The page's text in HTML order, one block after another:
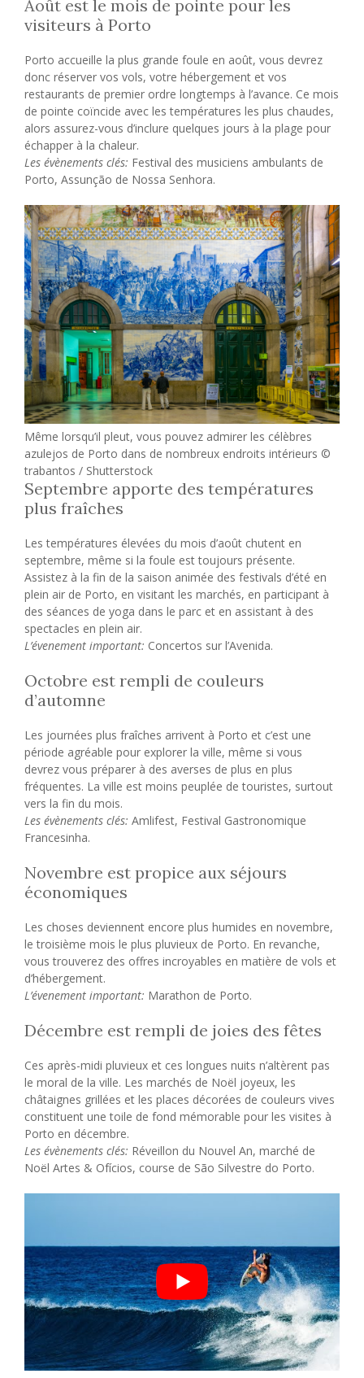
Août est le mois de pointe pour les
visiteurs à Porto
Porto accueille la plus grande foule en août, vous devrez
donc réserver vos vols, votre hébergement et vos
restaurants de premier ordre longtemps à l’avance. Ce mois
de pointe coïncide avec les températures les plus chaudes,
alors assurez-vous d’inclure quelques jours à la plage pour
échapper à la chaleur.
Les évènements clés: Festival des musiciens ambulants de
Porto, Assunção de Nossa Senhora.
Même lorsqu’il pleut, vous pouvez admirer les célèbres
azulejos de Porto dans de nombreux endroits intérieurs ©
trabantos / Shutterstock
Septembre apporte des températures
plus fraîches
Les températures élevées du mois d’août chutent en
septembre, même si la foule est toujours présente.
Assistez à la fin de la saison animée des festivals d’été en
plein air de Porto, en visitant les marchés, en participant à
des séances de yoga dans le parc et en assistant à des
spectacles en plein air.
L’évenement important: Concertos sur l’Avenida.
Octobre est rempli de couleurs
d’automne
Les journées plus fraîches arrivent à Porto et c’est une
période agréable pour explorer la ville, même si vous
devrez vous préparer à des averses de plus en plus
fréquentes. La ville est moins peuplée de touristes, surtout
vers la fin du mois.
Les évènements clés: Amlifest, Festival Gastronomique
Francesinha.
Novembre est propice aux séjours
économiques
Les choses deviennent encore plus humides en novembre,
le troisième mois le plus pluvieux de Porto. En revanche,
vous trouverez des offres incroyables en matière de vols et
d’hébergement.
L’évenement important: Marathon de Porto.
Décembre est rempli de joies des fêtes
Ces après-midi pluvieux et ces longues nuits n’altèrent pas
le moral de la ville. Les marchés de Noël joyeux, les
châtaignes grillées et les places décorées de couleurs vives
constituent une toile de fond mémorable pour les visites à
Porto en décembre.
Les évènements clés: Réveillon du Nouvel An, marché de
Noël Artes & Ofícios, course de São Silvestre do Porto.